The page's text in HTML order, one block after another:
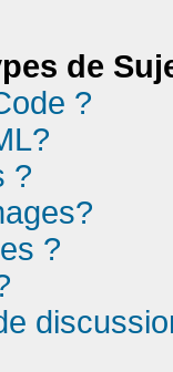
de
?
?
?